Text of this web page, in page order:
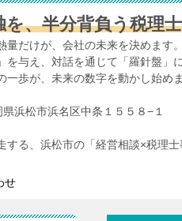
を、半分背負う税理士
量だけが、会社の未来を決めます。
を与え、対話を通じて「羅針盤」
一歩が、未来の数字を動かし始めま
浜松市浜名区中条１５５８−１
する、浜松市の「経営相談×税理士
せ